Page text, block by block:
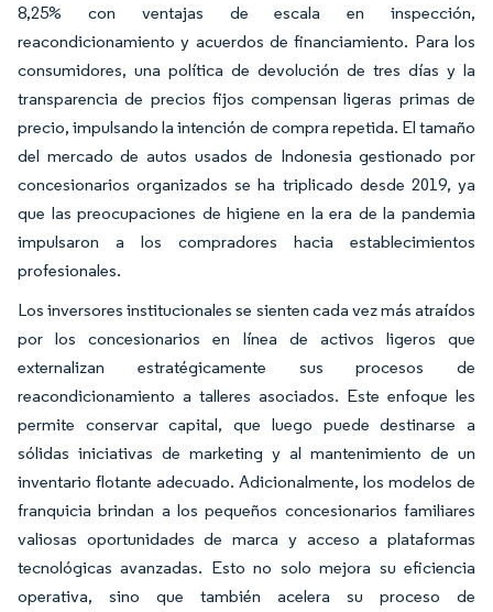
8,25% con ventajas de escala en inspección,
reacondicionamiento y acuerdos de financiamiento. Para los
consumidores, una política de devolución de tres días y la
transparencia de precios fijos compensan ligeras primas de
precio, impulsando la intención de compra repetida. El tamaño
del mercado de autos usados de Indonesia gestionado por
concesionarios organizados se ha triplicado desde 2019, ya
que las preocupaciones de higiene en la era de la pandemia
impulsaron a los compradores hacia establecimientos
profesionales.
Los inversores institucionales se sienten cada vez más atraídos
por los concesionarios en línea de activos ligeros que
externalizan estratégicamente sus procesos de
reacondicionamiento a talleres asociados. Este enfoque les
permite conservar capital, que luego puede destinarse a
sólidas iniciativas de marketing y al mantenimiento de un
inventario flotante adecuado. Adicionalmente, los modelos de
franquicia brindan a los pequeños concesionarios familiares
valiosas oportunidades de marca y acceso a plataformas
tecnológicas avanzadas. Esto no solo mejora su eficiencia
operativa, sino que también acelera su proceso de